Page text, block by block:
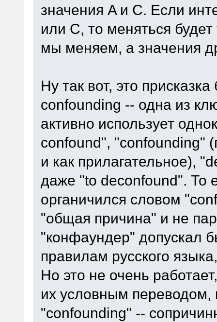
значения A и C. Если
или C, то меняться
мы меняем, а значения
Ну так вот, это
confounding -- одна из
активно использует
confound", "confounding"
и как прилагательное),
даже "to deconfound". То
органичился словом
"общая причина" и не
"конфаундер" допускал
правилам русского
Но это не очень
их условным переводом,
"confounding" --